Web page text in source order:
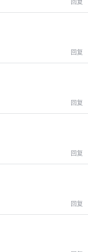
回复
回复
回复
回复
回复